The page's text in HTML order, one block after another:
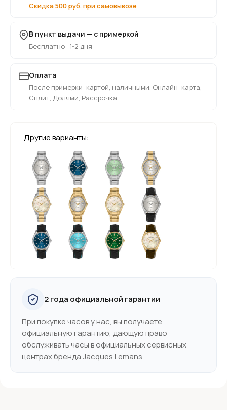
Скидка 500 руб. при самовывозе
В пункт выдачи — с примеркой
Бесплатно · 1-2 дня
Оплата
После примерки: картой, наличными. Онлайн: карта,
Сплит, Долями, Рассрочка
Другие варианты:
2 года официальной гарантии
При покупке часов у нас, вы получаете
официальную гарантию, дающую право
обслуживать часы в официальных сервисных
центрах бренда Jacques Lemans.